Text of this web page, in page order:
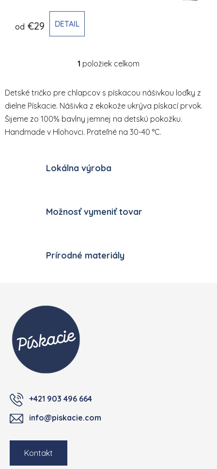
od €29 DETAIL
Ovládacie prvky výpisu
1 položiek celkom
Detské tričko pre chlapcov s pískacou nášivkou loďky z
dielne Pískacie. Nášivka z ekokože ukrýva pískací prvok.
Šijeme zo 100% bavlny jemnej na detskú pokožku.
Handmade v Hlohovci. Prateľné na 30-40 °C.
Lokálna výroba
Možnosť vymeniť tovar
Prírodné materiály
+421 903 496 664
info@piskacie.com
Kontakt